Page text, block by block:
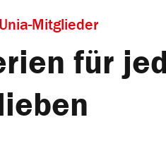
Mitglieder
für